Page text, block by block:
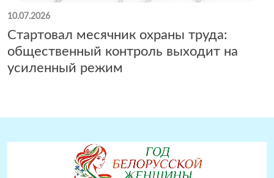
10.07.2026
Стартовал месячник охраны труда:
общественный контроль выходит на
усиленный режим